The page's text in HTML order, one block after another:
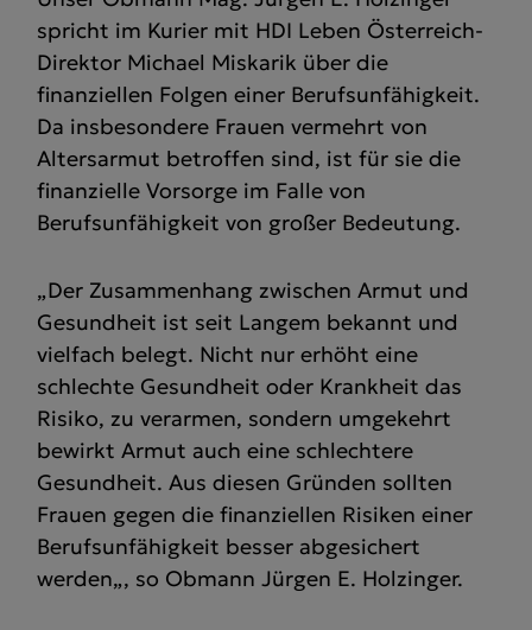
spricht im Kurier mit HDI Leben Österreich-
Direktor Michael Miskarik über die
finanziellen Folgen einer Berufsunfähigkeit.
Da insbesondere Frauen vermehrt von
Altersarmut betroffen sind, ist für sie die
finanzielle Vorsorge im Falle von
Berufsunfähigkeit von großer Bedeutung.
„Der Zusammenhang zwischen Armut und
Gesundheit ist seit Langem bekannt und
vielfach belegt. Nicht nur erhöht eine
schlechte Gesundheit oder Krankheit das
Risiko, zu verarmen, sondern umgekehrt
bewirkt Armut auch eine schlechtere
Gesundheit. Aus diesen Gründen sollten
Frauen gegen die finanziellen Risiken einer
Berufsunfähigkeit besser abgesichert
werden„, so Obmann Jürgen E. Holzinger.